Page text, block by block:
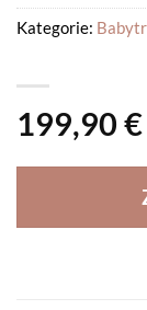
199,90 €
Kategorie: